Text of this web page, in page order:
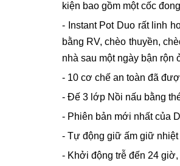
kiện bao gồm một cốc
- Instant Pot Duo rất linh
bằng RV, chèo thuyền,
nhà sau một ngày bận rộn
- 10 cơ chế an toàn đã
- Đế 3 lớp Nồi nấu bằng
- Phiên bản mới nhất của
- Tự động giữ ấm giữ nhiệt
- Khởi động trễ đến 24